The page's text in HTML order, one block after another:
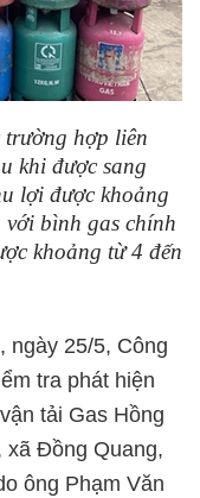
trường hợp liên
khi được sang
lợi được khoảng
bình gas chính
khoảng từ 4 đến
ngày 25/5, Công
tra phát hiện
tải Gas Hồng
xã Đồng Quang,
ông Phạm Văn